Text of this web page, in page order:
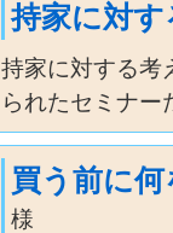
持家に対
持家に対する考
られたセミナー
買う前に
様